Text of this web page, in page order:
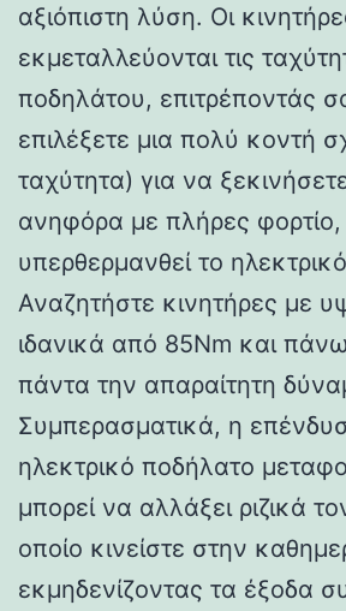
αξιόπιστη λύση. Οι
εκμεταλλεύονται τις
ποδηλάτου, επιτρέποντάς
επιλέξετε μια πολύ κοντή
ταχύτητα) για να
ανηφόρα με πλήρες
υπερθερμανθεί το
Αναζητήστε κινητήρες με
ιδανικά από 85Nm και
πάντα την απαραίτητη
Συμπερασματικά, η
ηλεκτρικό ποδήλατο
μπορεί να αλλάξει ριζικά
οποίο κινείστε στην
εκμηδενίζοντας τα έξοδα